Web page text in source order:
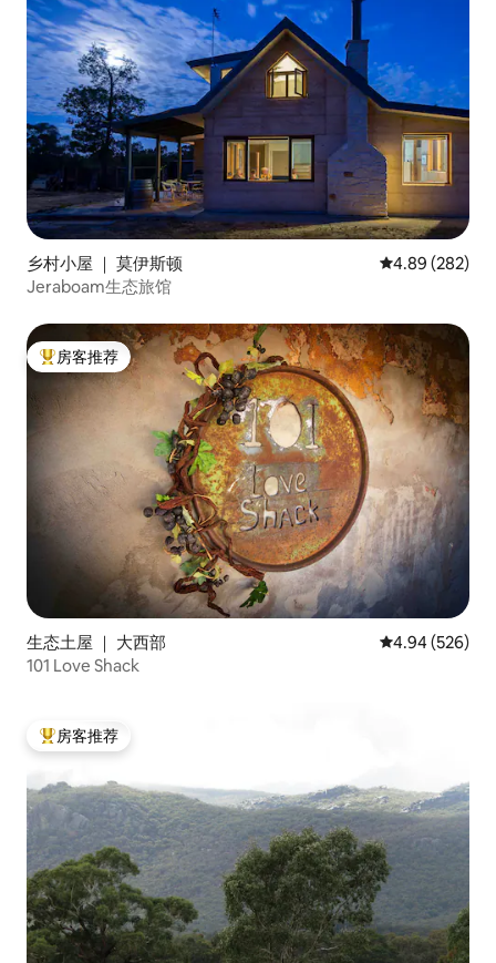
乡村小屋 ｜ 莫伊斯顿 平均评分 4.89
4.89 (282)
Jeraboam生态旅馆
热门「房客推荐」
房客推荐
生态土屋 ｜ 大西部 平均评分 4.94
4.94 (526)
101 Love Shack
热门「房客推荐」
房客推荐